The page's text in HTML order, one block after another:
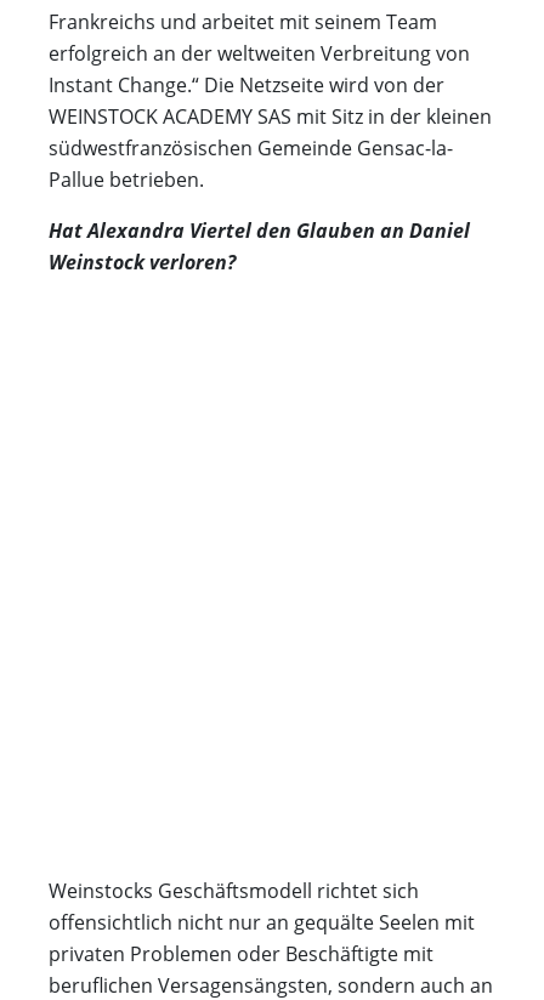
Frankreichs und arbeitet mit seinem Team
erfolgreich an der weltweiten Verbreitung von
Instant Change.“ Die Netzseite wird von der
WEINSTOCK ACADEMY SAS mit Sitz in der kleinen
südwestfranzösischen Gemeinde Gensac-la-
Pallue betrieben.
Hat Alexandra Viertel den Glauben an Daniel
Weinstock verloren?
Weinstocks Geschäftsmodell richtet sich
offensichtlich nicht nur an gequälte Seelen mit
privaten Problemen oder Beschäftigte mit
beruflichen Versagensängsten, sondern auch an